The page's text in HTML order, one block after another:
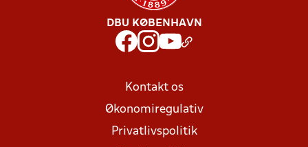
DBU KØBENHAVN
Kontakt os
Økonomiregulativ
Privatlivspolitik